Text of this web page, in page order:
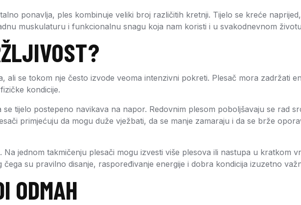
ponavlja, ples kombinuje veliki broj različitih kretnji. Tijelo se kreće
muskulaturu i funkcionalnu snagu koja nam koristi i u svakodnevnom
ali se tokom nje često izvode veoma intenzivni pokreti. Plesač mora zadržati
kondicije.
tijelo postepeno navikava na napor. Redovnim plesom poboljšavaju se rad
primjećuju da mogu duže vježbati, da se manje zamaraju i da se brže
jednom takmičenju plesači mogu izvesti više plesova ili nastupa u kratkom
su pravilno disanje, raspoređivanje energije i dobra kondicija izuzetno
ODMAH